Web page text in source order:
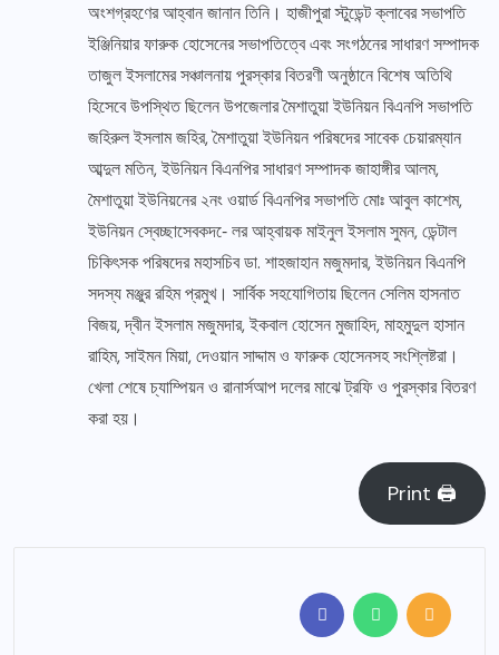
অংশগ্রহণের আহ্বান জানান তিনি। হাজীপুরা স্টুডেন্ট ক্লাবের সভাপতি
ইঞ্জিনিয়ার ফারুক হোসেনের সভাপতিত্বে এবং সংগঠনের সাধারণ সম্পাদক
তাজুল ইসলামের সঞ্চালনায় পুরস্কার বিতরণী অনুষ্ঠানে বিশেষ অতিথি
হিসেবে উপস্থিত ছিলেন উপজেলার মৈশাতুয়া ইউনিয়ন বিএনপি সভাপতি
জহিরুল ইসলাম জহির, মৈশাতুয়া ইউনিয়ন পরিষদের সাবেক চেয়ারম্যান
আব্দুল মতিন, ইউনিয়ন বিএনপির সাধারণ সম্পাদক জাহাঙ্গীর আলম,
মৈশাতুয়া ইউনিয়নের ২নং ওয়ার্ড বিএনপির সভাপতি মোঃ আবুল কাশেম,
ইউনিয়ন স্বেচ্ছাসেবকদ-ে লর আহ্বায়ক মাইনুল ইসলাম সুমন, ডেন্টাল
চিকিৎসক পরিষদের মহাসচিব ডা. শাহজাহান মজুমদার, ইউনিয়ন বিএনপি
সদস্য মঞ্জুর রহিম প্রমুখ। সার্বিক সহযোগিতায় ছিলেন সেলিম হাসনাত
বিজয়, দ্বীন ইসলাম মজুমদার, ইকবাল হোসেন মুজাহিদ, মাহমুদুল হাসান
রাহিম, সাইমন মিয়া, দেওয়ান সাদ্দাম ও ফারুক হোসেনসহ সংশ্লিষ্টরা।
খেলা শেষে চ্যাম্পিয়ন ও রানার্সআপ দলের মাঝে ট্রফি ও পুরস্কার বিতরণ
করা হয়।
Print 🖨